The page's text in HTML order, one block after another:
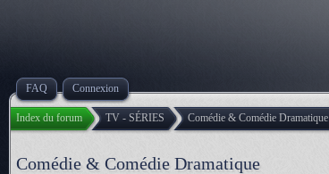
FAQ Connexion
Index du forum TV - SÉRIES Comédie & Comédie Dramatique
Comédie & Comédie Dramatique